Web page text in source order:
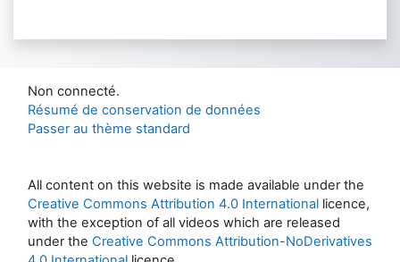
Non connecté.
Résumé de conservation de données
Passer au thème standard
All content on this website is made available under the
Creative Commons Attribution 4.0 International licence,
with the exception of all videos which are released
under the Creative Commons Attribution-NoDerivatives